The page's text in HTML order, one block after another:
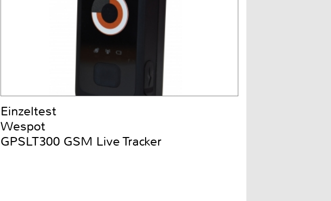
Einzeltest
Wespot
GPSLT300 GSM Live Tracker